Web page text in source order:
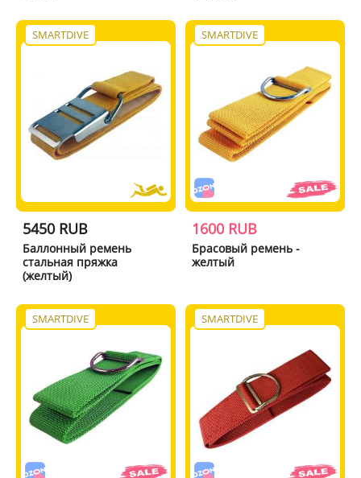
SMARTDIVE
5450 RUB
Баллонный ремень
стальная пряжка
(желтый)
SMARTDIVE
1600 RUB
Брасовый ремень -
желтый
SMARTDIVE SMARTDIVE